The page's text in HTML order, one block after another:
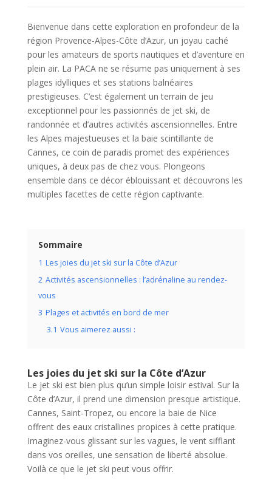
Bienvenue dans cette exploration en profondeur de la
région Provence-Alpes-Côte d’Azur, un joyau caché
pour les amateurs de sports nautiques et d’aventure en
plein air. La PACA ne se résume pas uniquement à ses
plages idylliques et ses stations balnéaires
prestigieuses. C’est également un terrain de jeu
exceptionnel pour les passionnés de jet ski, de
randonnée et d’autres activités ascensionnelles. Entre
les Alpes majestueuses et la baie scintillante de
Cannes, ce coin de paradis promet des expériences
uniques, à deux pas de chez vous. Plongeons
ensemble dans ce décor éblouissant et découvrons les
multiples facettes de cette région captivante.
Sommaire
1 Les joies du jet ski sur la Côte d’Azur
2 Activités ascensionnelles : l’adrénaline au rendez-
vous
3 Plages et activités en bord de mer
3.1 Vous aimerez aussi :
Les joies du jet ski sur la Côte d’Azur
Le jet ski est bien plus qu’un simple loisir estival. Sur la
Côte d’Azur, il prend une dimension presque artistique.
Cannes, Saint-Tropez, ou encore la baie de Nice
offrent des eaux cristallines propices à cette pratique.
Imaginez-vous glissant sur les vagues, le vent sifflant
dans vos oreilles, une sensation de liberté absolue.
Voilà ce que le jet ski peut vous offrir.